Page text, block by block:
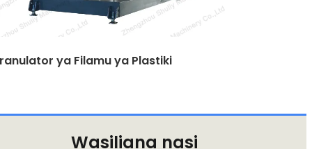
ya Filamu ya Plastiki
Wasiliana nasi